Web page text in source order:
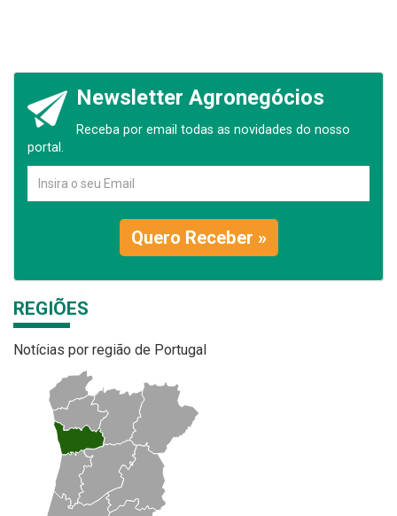
Newsletter Agronegócios
Receba por email todas as novidades do nosso
portal.
Quero Receber »
REGIÕES
Notícias por região de Portugal